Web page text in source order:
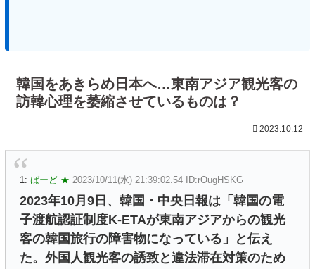
韓国をあきらめ日本へ…東南アジア観光客の
訪韓心理を萎縮させているものは？
2023.10.12
1: ばーど ★ 2023/10/11(水) 21:39:02.54 ID:rOugHSKG
2023年10月9日、韓国・中央日報は「韓国の電
子渡航認証制度K-ETAが東南アジアからの観光
客の韓国旅行の障害物になっている」と伝え
た。外国人観光客の誘致と違法滞在対策のため